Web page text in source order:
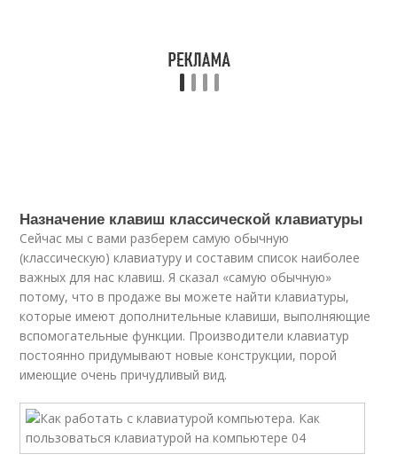
Назначение клавиш классической клавиатуры
Сейчас мы с вами разберем самую обычную
(классическую) клавиатуру и составим список наиболее
важных для нас клавиш. Я сказал «самую обычную»
потому, что в продаже вы можете найти клавиатуры,
которые имеют дополнительные клавиши, выполняющие
вспомогательные функции. Производители клавиатур
постоянно придумывают новые конструкции, порой
имеющие очень причудливый вид.